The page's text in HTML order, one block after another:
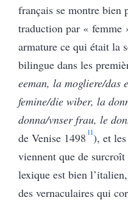
français se montre bien
traduction par « femme
armature ce qui était la
bilingue dans les
eeman, la mogliere/das
femine/die wiber, la
donna/vnser frau, le
de Venise 1498 11), et
viennent que de
lexique est bien
des vernaculaires qui